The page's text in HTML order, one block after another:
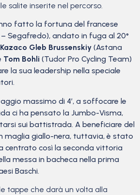
salite inserite nel percorso.
fatto la fortuna del francese
– Segafredo), andato in fuga al 20°
Kazaco Gleb Brussenskiy (Astana
Tom Bohli (Tudor Pro Cycling Team)
la sua leadership nella speciale
massimo di 4′, a soffocare le
ci ha pensato la Jumbo-Visma,
sui battistrada. A beneficiare del
maglia giallo-nera, tuttavia, è stato
centrato così la seconda vittoria
messa in bacheca nella prima
Baschi.
tappe che darà un volta alla